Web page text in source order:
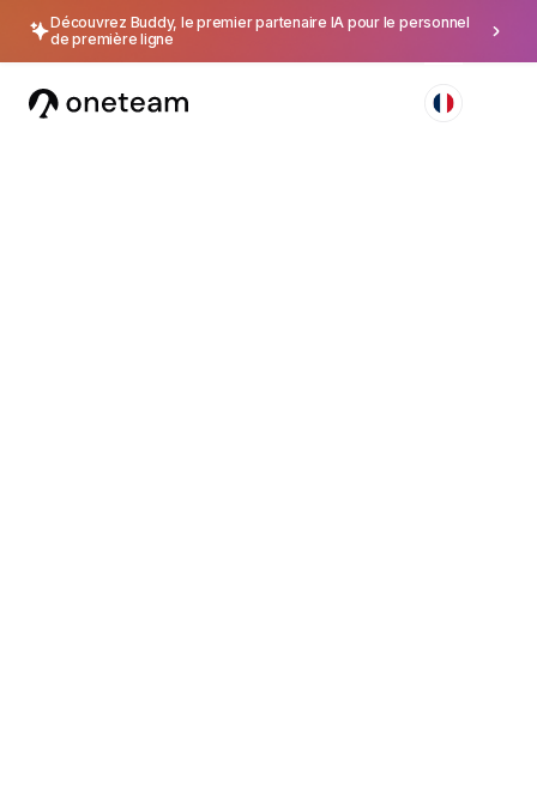
Découvrez Buddy, le premier partenaire IA pour le personnel
de première ligne